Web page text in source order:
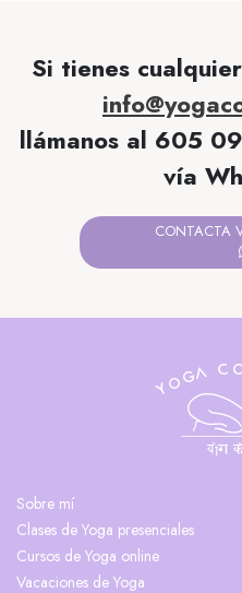
Si tienes
llámanos al 605
vía
CONTACTA
Sobre mí
Clases de Yoga presenciales
Cursos de Yoga online
Vacaciones de Yoga